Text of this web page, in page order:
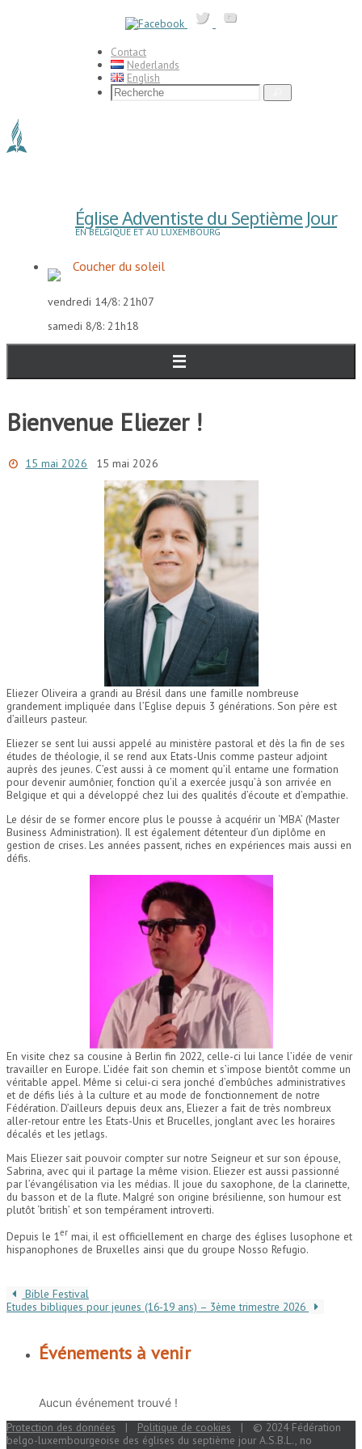
Contact
Nederlands
English
Search
for:
Église Adventiste du Septième Jour
EN BELGIQUE ET AU LUXEMBOURG
Coucher du soleil
vendredi 14/8: 21h07
samedi 8/8: 21h18
Bienvenue Eliezer !
15 mai 2026 15 mai 2026
Eliezer Oliveira a grandi au Brésil dans une famille nombreuse
grandement impliquée dans l’Eglise depuis 3 générations. Son père est
d’ailleurs pasteur.
Eliezer se sent lui aussi appelé au ministère pastoral et dès la fin de ses
études de théologie, il se rend aux Etats-Unis comme pasteur adjoint
auprès des jeunes. C’est aussi à ce moment qu’il entame une formation
pour devenir aumônier, fonction qu’il a exercée jusqu’à son arrivée en
Belgique et qui a développé chez lui des qualités d’écoute et d’empathie.
Le désir de se former encore plus le pousse à acquérir un ‘MBA’ (Master
Business Administration). Il est également détenteur d’un diplôme en
gestion de crises. Les années passent, riches en expériences mais aussi en
défis.
En visite chez sa cousine à Berlin fin 2022, celle-ci lui lance l’idée de venir
travailler en Europe. L’idée fait son chemin et s’impose bientôt comme un
véritable appel. Même si celui-ci sera jonché d’embûches administratives
et de défis liés à la culture et au mode de fonctionnement de notre
Fédération. D’ailleurs depuis deux ans, Eliezer a fait de très nombreux
aller-retour entre les Etats-Unis et Brucelles, jonglant avec les horaires
décalés et les jetlags.
Mais Eliezer sait pouvoir compter sur notre Seigneur et sur son épouse,
Sabrina, avec qui il partage la même vision. Eliezer est aussi passionné
par l’évangélisation via les médias. Il joue du saxophone, de la clarinette,
du basson et de la flute. Malgré son origine brésilienne, son humour est
plutôt ‘british’ et son tempérament introverti.
Depuis le 1er mai, il est officiellement en charge des églises lusophone et
hispanophones de Bruxelles ainsi que du groupe Nosso Refugio.
Bible Festival
Etudes bibliques pour jeunes (16-19 ans) – 3ème trimestre 2026
Événements à venir
Aucun événement trouvé !
Protection des données | Politique de cookies | © 2024 Fédération
belgo-luxembourgeoise des églises du septième jour A.S.B.L., no